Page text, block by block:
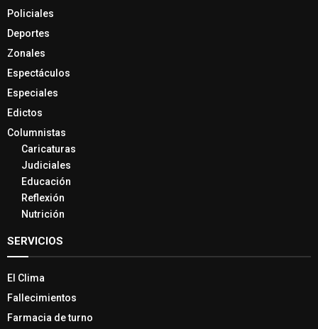
Policiales
Deportes
Zonales
Espectáculos
Especiales
Edictos
Columnistas
Caricaturas
Judiciales
Educación
Reflexión
Nutrición
SERVICIOS
El Clima
Fallecimientos
Farmacia de turno